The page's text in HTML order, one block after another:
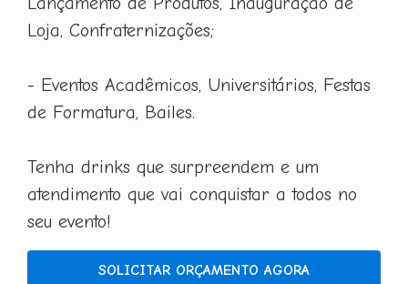
Loja, Confraternizações;
- Eventos Acadêmicos, Universitários, Festas
de Formatura, Bailes.
Tenha drinks que surpreendem e um
atendimento que vai conquistar a todos no
seu evento!
SOLICITAR ORÇAMENTO AGORA